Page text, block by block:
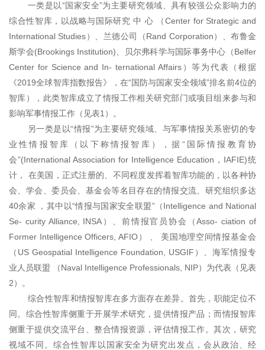
一类是以“国家安全”为主要研究领域、具有较强公众影响力的
综合性智库，以战略与国际研究 中 心 （Center for Strategic and
International Studies）、兰德公司（Rand Corporation）、布鲁金
斯学会(Brookings Institution)、贝尔弗科学与国际事务中心（Belfer
Center for Science and In- ternational Affairs）等为代表（根据
《2019全球智库指数报告》，在“国防与国家安全领域”排名前4位的
智库），此类智库成立了情报工作相关研究部门或项目组来参与和
影响军事情报工作（见表1）。
另一类是以“情报”为主要研究领域、与军事情报关系密切的专
业性情报智库（以下称情报智库），据“国际情报教育协
会”(International Association for Intelligence Education，IAFIE)统
计， 在美国，正式注册的、不同程度发挥着智库功能的， 以各种协
会、学会、委员会、基金会等名目存在的情报交流、研究组织多达
40余家 ，其中以“情报与国家安全联盟”（Intelligence and National
Se- curity Alliance, INSA）、前情报官员协会（Asso- ciation of
Former Intelligence Officers, AFIO） 、 美国地理空间情报基金会
（US Geospatial Intelligence Foundation, USGIF）、海军情报专
业人员联盟 （Naval Intelligence Professionals, NIP）为代表（见表
2）。
综合性智库和情报智库在多方面存在差异。首先，职能定位不
同。综合性智库侧重于开展学术研究，提供情报产品；而情报智库
侧重于提供交流平台、整合情报资源，评估情报工作。其次，研究
视域不同。综合性智库以国家安全为研究出发点，会从政治、经